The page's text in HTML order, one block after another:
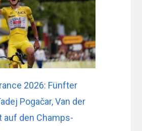
2026: Fünfter
Pogačar, Van der
auf den Champs-